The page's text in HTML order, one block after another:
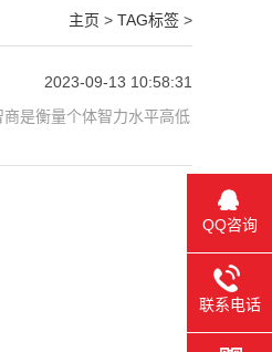
主页 > TAG标签 >
2023-09-13 10:58:31
是衡量个体智力水平高低
QQ咨询
联系电话